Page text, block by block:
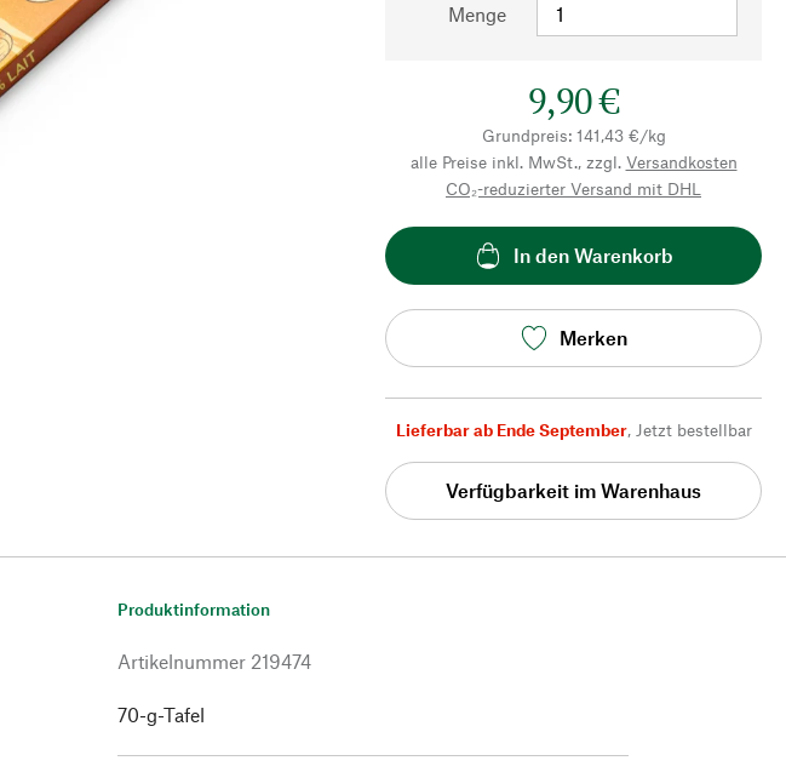
Menge
9,90 €
Grundpreis: 141,43 €/kg
alle Preise inkl. MwSt., zzgl. Versandkosten
CO₂-reduzierter Versand mit DHL
In den Warenkorb
Merken
Lieferbar ab Ende September, Jetzt bestellbar
Verfügbarkeit im Warenhaus
Produktinformation
Artikelnummer 219474
70-g-Tafel